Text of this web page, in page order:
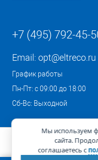
+7 (495) 792-45-
Email: opt@eltreco.ru
График работы
Пн-Пт: с 09:00 до 18:00
Сб-Вс: Выходной
Мы используем
сайта.
соглашаетесь с